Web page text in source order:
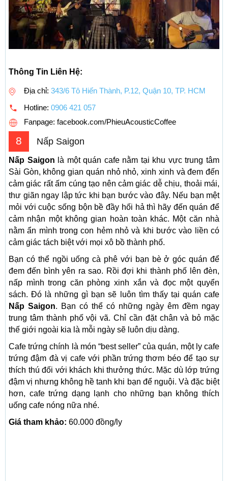
Thông Tin Liên Hệ:
Địa chỉ: 343/6 Tô Hiến Thành, P.12, Quận 10, TP. HCM
Hotline: 0906 421 057
Fanpage: facebook.com/PhieuAcousticCoffee
8 Nấp Saigon
Nấp Saigon là một quán cafe nằm tại khu vực trung tâm
Sài Gòn, không gian quán nhỏ nhỏ, xinh xinh và đem đến
cảm giác rất ấm cúng tạo nên cảm giác dễ chịu, thoải mái,
thư giãn ngay lập tức khi bạn bước vào đây. Nếu bạn mệt
mỏi với cuộc sống bộn bề đầy hối hả thì hãy đến quán để
cảm nhận một không gian hoàn toàn khác. Một căn nhà
nằm ẩn mình trong con hẻm nhỏ và khi bước vào liền có
cảm giác tách biệt với mọi xô bồ thành phố.
Bạn có thể ngồi uống cà phê với bạn bè ở góc quán để
đem đến bình yên ra sao. Rồi đợi khi thành phố lên đèn,
nấp mình trong căn phòng xinh xắn và đọc một quyển
sách. Đó là những gì bạn sẽ luôn tìm thấy tại quán cafe
Nấp Saigon. Bạn có thể có những ngày êm đềm ngay
trung tâm thành phố vội vã. Chỉ cần đặt chân và bỏ mặc
thế giới ngoài kia là mỗi ngày sẽ luôn dịu dàng.
Cafe trứng chính là món “best seller” của quán, một ly cafe
trứng đậm đà vị cafe với phần trứng thơm béo để tạo sự
thích thú đối với khách khi thưởng thức. Mặc dù lớp trứng
đậm vị nhưng không hề tanh khi bạn để nguội. Và đặc biệt
hơn, cafe trứng dạng lạnh cho những bạn không thích
uống cafe nóng nữa nhé.
Giá tham khảo: 60.000 đồng/ly